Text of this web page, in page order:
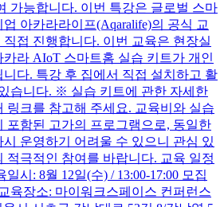
가능합니다. 이번 특강은 글로벌 스마
업 아카라라이프(Aqaralife)의 공식 교
직접 진행합니다. 이번 교육은 현장실
카라 AIoT 스마트홈 실습 키트가 개인
니다. 특강 후 집에서 직접 설치하고 활
습니다. ※ 실습 키트에 관한 자세한
링크를 참고해 주세요. 교육비와 실습
포함된 고가의 프로그램으로, 동일한
시 운영하기 어려울 수 있으니 관심 있
적극적인 참여를 바랍니다. 교육 일정
일시: 8월 12일(수) / 13:00-17:00 모집
육장소: 마이워크스페이스 컨퍼런스